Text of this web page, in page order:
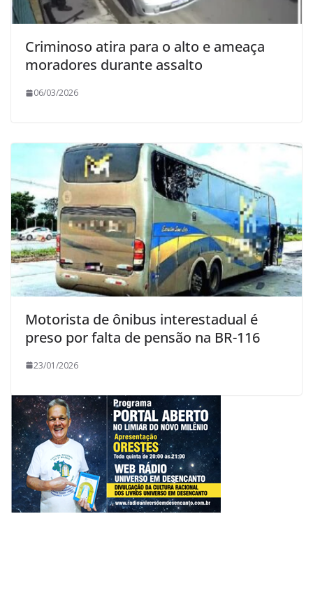
Criminoso atira para o alto e ameaça
moradores durante assalto
06/03/2026
Motorista de ônibus interestadual é
preso por falta de pensão na BR-116
23/01/2026